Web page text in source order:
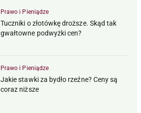
Prawo i Pieniądze
Tuczniki o złotówkę droższe. Skąd tak
gwałtowne podwyżki cen?
Prawo i Pieniądze
Jakie stawki za bydło rzeźne? Ceny są
coraz niższe